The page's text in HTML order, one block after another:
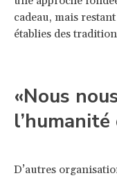
cadeau, mais
établies des
«Nous
D’autres